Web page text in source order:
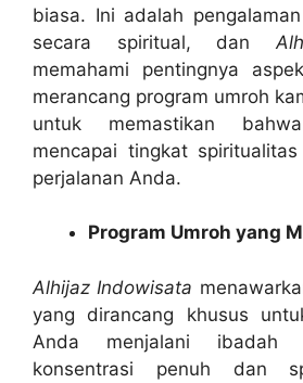
biasa. Ini adalah
secara spiritual, dan
memahami pentingnya
merancang program umroh
untuk memastikan
mencapai tingkat
perjalanan Anda.
Program Umroh yang
Alhijaz Indowisata
yang dirancang khusus
Anda menjalani ibadah
konsentrasi penuh dan